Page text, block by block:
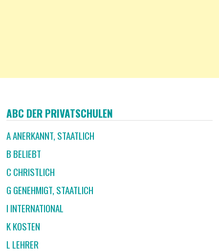
ABC DER PRIVATSCHULEN
A ANERKANNT, STAATLICH
B BELIEBT
C CHRISTLICH
G GENEHMIGT, STAATLICH
I INTERNATIONAL
K KOSTEN
L LEHRER